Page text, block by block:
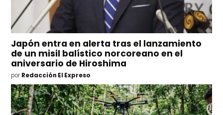
Japón entra en alerta tras el lanzamiento
de un misil balístico norcoreano en el
aniversario de Hiroshima
por Redacción El Expreso